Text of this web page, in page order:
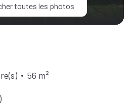
toutes les photos
56 m²